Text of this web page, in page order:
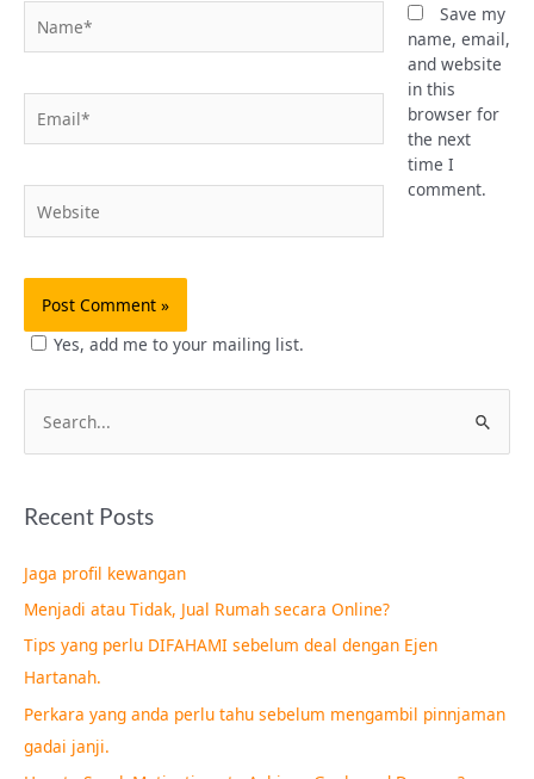
Save my
name, email,
and website
in this
browser for
the next
time I
comment.
Yes, add me to your mailing list.
e
r
h
f
o
r
:
Recent Posts
Jaga profil kewangan
Menjadi atau Tidak, Jual Rumah secara Online?
Tips yang perlu DIFAHAMI sebelum deal dengan Ejen
Hartanah.
Perkara yang anda perlu tahu sebelum mengambil pinnjaman
gadai janji.